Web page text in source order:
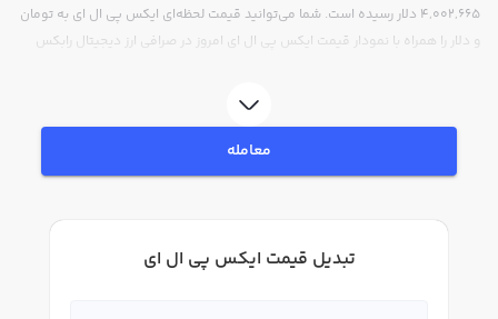
4,002,665 دلار رسیده است. شما می‌توانید قیمت لحظه‌ای ایکس پی ال ای به تومان
و دلار را همراه با نمودار قیمت ایکس پی ال ای امروز در صرافی ارز دیجیتال رابکس
معامله
تبدیل قیمت ایکس پی ال ای